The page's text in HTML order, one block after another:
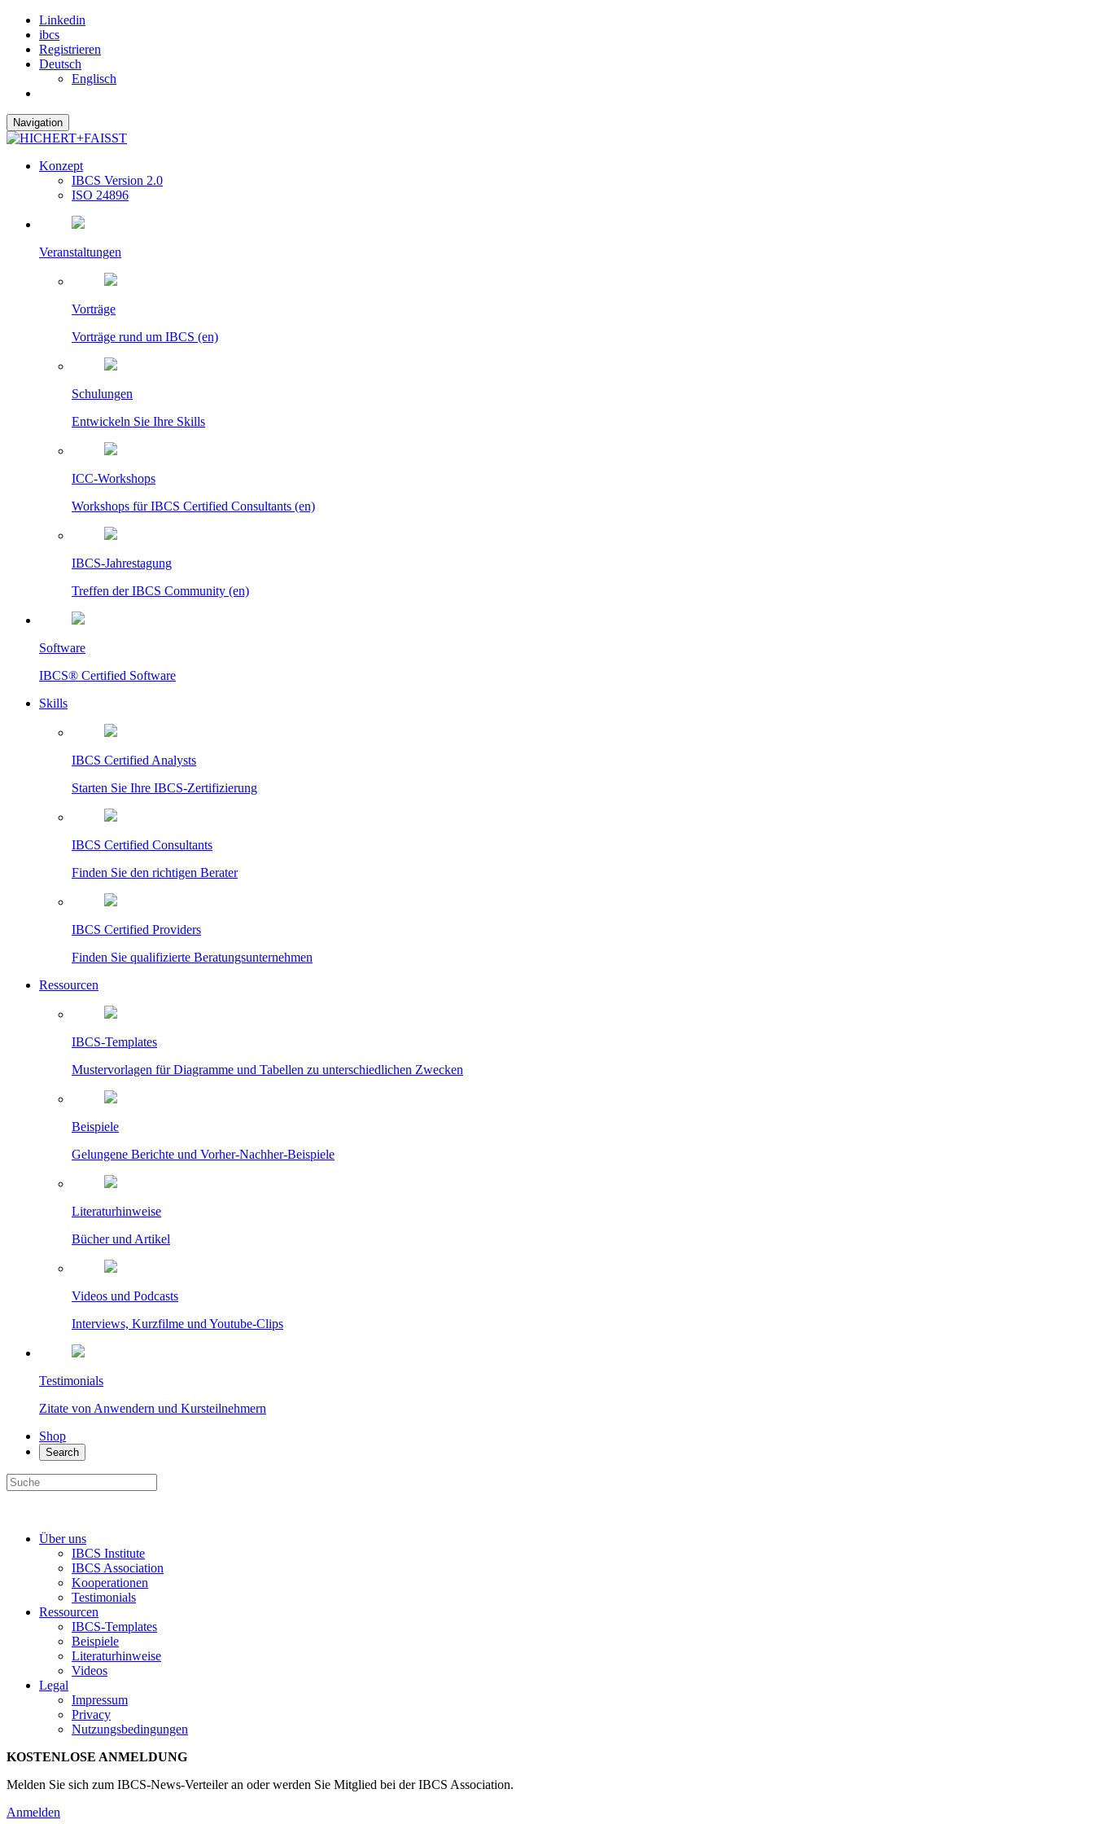
Linkedin
ibcs
Registrieren
Deutsch
Englisch
Navigation
Konzept
IBCS Version 2.0
ISO 24896
Veranstaltungen
Vorträge
Vorträge rund um IBCS (en)
Schulungen
Entwickeln Sie Ihre Skills
ICC-Workshops
Workshops für IBCS Certified Consultants (en)
IBCS-Jahrestagung
Treffen der IBCS Community (en)
Software
IBCS® Certified Software
Skills
IBCS Certified Analysts
Starten Sie Ihre IBCS-Zertifizierung
IBCS Certified Consultants
Finden Sie den richtigen Berater
IBCS Certified Providers
Finden Sie qualifizierte Beratungsunternehmen
Ressourcen
IBCS-Templates
Mustervorlagen für Diagramme und Tabellen zu unterschiedlichen Zwecken
Beispiele
Gelungene Berichte und Vorher-Nachher-Beispiele
Literaturhinweise
Bücher und Artikel
Videos und Podcasts
Interviews, Kurzfilme und Youtube-Clips
Testimonials
Zitate von Anwendern und Kursteilnehmern
Shop
Search
Über uns
IBCS Institute
IBCS Association
Kooperationen
Testimonials
Ressourcen
IBCS-Templates
Beispiele
Literaturhinweise
Videos
Legal
Impressum
Privacy
Nutzungsbedingungen
KOSTENLOSE ANMELDUNG
Melden Sie sich zum IBCS-News-Verteiler an oder werden Sie Mitglied bei der IBCS Association.
Anmelden